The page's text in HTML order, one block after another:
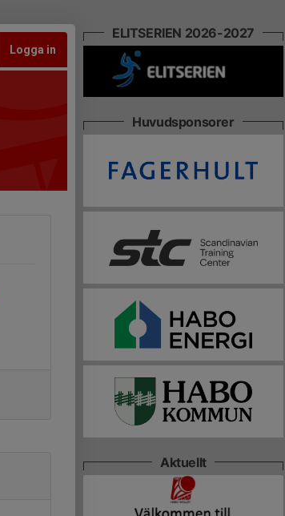
Logga in
ELITSERIEN 2026-2027
Huvudsponsorer
Aktuellt